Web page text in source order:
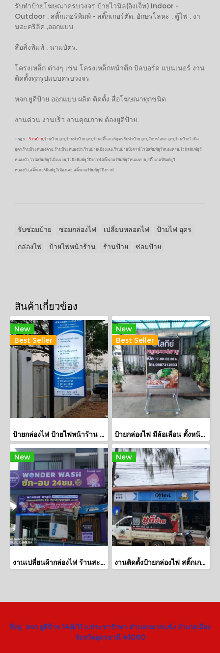
รับทำป้ายโฆษณาครบวงจร ป้ายไวนิล(อิงเจ็ท) Indoor -
Outdoor , สติ๊กเกอร์พิมพ์ - สติ๊กเกอร์ตัด, อักษรโลหะ , ตู้ไฟ , งา
นอะคริลิค ,ออกแบบ
สื่อสิ่งพิมพ์ , นามบัตร,
โครงเหล็ก ต่างๆ เช่น โครงเหล็กหน้าตึก บิลบอร์ด แบนเนอร์ งาน
ติดตั้งทุกรูปแบบครบวงจร
หจก.ยูดีป้าย ออกแบบ ผลิต ติดตั้ง สื่อโฆษณาทุกชนิด
งานด่วน งานเร็ว งานคุณภาพ ต้องยูดีป้าย
Tags :: ร้านป้าย,ร้านป้ายอุดร,ร้านทำป้ายอุดร,ร้านสติ๊กเกอร์อุดร,รับทำป้ายอุดร,อักษรโลหะ อุดร,ร้านป้ายไวนิล
อุดร,ร้านป้ายหนองคาย,ร้านป้ายหนองบัว,ร้านป้ายเมืองเลย,ร้านป้ายบึงกาฬ,ไวนิลพิมพ์ยูวีหนองคาย,ไวนิลพิมพ์ยูวี
หนองบัว,ไวนิลพิมพ์ยูวีเมืองเลย,ไวนิลพิมพ์ยูวีบึงกาฬ,สติ๊กเกอร์พิมพ์ยูวีหนองคาย,สติ๊กเกอร์พิมพ์ยูวี
หนองบัว,สติ๊กเกอร์พิมพ์ยูวีเมืองเลย,สติ๊กเกอร์พิมพ์ยูวีบึงกาฬ
รับซ่อมป้าย ซ่อมกล่องไฟ เปลี่ยนหลอดไฟ ป้ายไฟ อุดร
กล่องไฟ ป้ายไฟหน้าร้าน ร้านป้าย ซ่อมป้าย
สินค้าเกี่ยวข้อง
New
Best Seller
ป้ายกล่องไฟ ป้ายไฟหน้าร้าน ป้ายสำนักงานบัญชี จ.หนองบัวลำภู
New
Best Seller
ป้ายกล่องไฟ มีล้อเลื่อน ตั้งหน้าร้าน ร้านหมูกระทะ
New
งานเปลี่ยนผ้ากล่องไฟ ร้านสะดวกซัก
New
งานติดตั้งป้ายกล่องไฟ สติ๊กเกอร์อิงค์เจ็ท ร้านสะดวกซัก สาขาโพศรี อุดรธานี
ที่อยู่ หจก.ยูดีป้าย 148/11 ถ.ประชารักษา ตำบลหมากแข้ง อำเภอเมือง
จังหวัดอุดรธานี 41000